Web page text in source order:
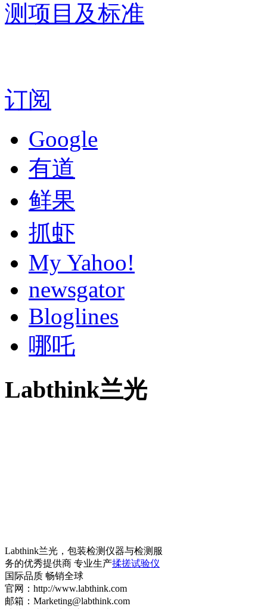
测项目及标准
订阅
Google
有道
鲜果
抓虾
My Yahoo!
newsgator
Bloglines
哪吒
Labthink兰光
Labthink兰光，包装检测仪器与检测服
务的优秀提供商 专业生产揉搓试验仪
国际品质 畅销全球
官网：http://www.labthink.com
邮箱：Marketing@labthink.com